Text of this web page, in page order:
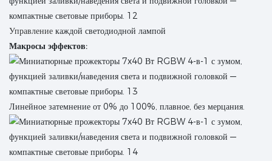
Управление каждой светодиодной лампой
Макросы эффектов:
Линейное затемнение от 0% до 100%, плавное, без мерцания.